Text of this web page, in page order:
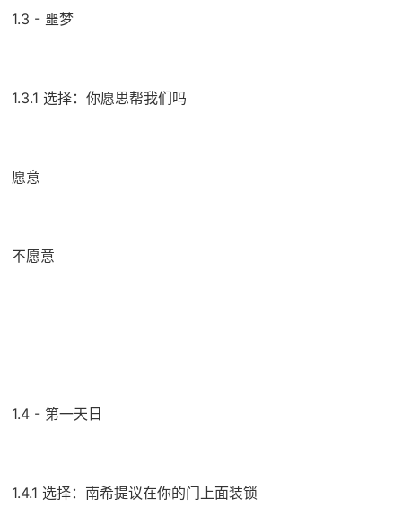
1.3 - 噩梦
1.3.1 选择：你愿思帮我们吗
愿意
不愿意
1.4 - 第一天日
1.4.1 选择：南希提议在你的门上面装锁